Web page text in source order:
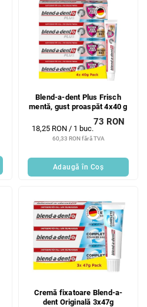
Blend-a-dent Plus Frisch
mentă, gust proaspăt 4x40 g
60,33 RON fără TVA
73 RON
Evaluare
18,25 RON / 1 buc.
Adaugă în Coş
Cremă fixatoare Blend-a-
dent Originală 3x47g